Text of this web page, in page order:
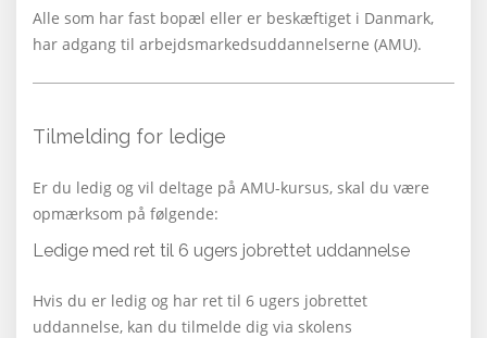
Alle som har fast bopæl eller er beskæftiget i Danmark,
har adgang til arbejdsmarkedsuddannelserne (AMU).
Tilmelding for ledige
Er du ledig og vil deltage på AMU-kursus, skal du være
opmærksom på følgende:
Ledige med ret til 6 ugers jobrettet uddannelse
Hvis du er ledig og har ret til 6 ugers jobrettet
uddannelse, kan du tilmelde dig via skolens